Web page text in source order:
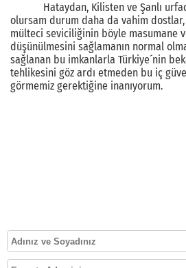
Hataydan, Kilisten ve Şanlı
olursam durum daha da vahim
mülteci seviciliğinin böyle masumane
düşünülmesini sağlamanın normal
sağlanan bu imkanlarla Türkiye´nin
tehlikesini göz ardı etmeden bu iç
görmemiz gerektiğine inanıyorum.